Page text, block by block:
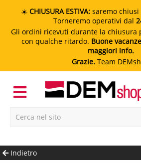
☀️ CHIUSURA ESTIVA: saremo chiusi
Torneremo operativi dal
Gli ordini ricevuti durante la chiusura
con qualche ritardo. Buone
maggiori info.
Grazie. Team
Indietro